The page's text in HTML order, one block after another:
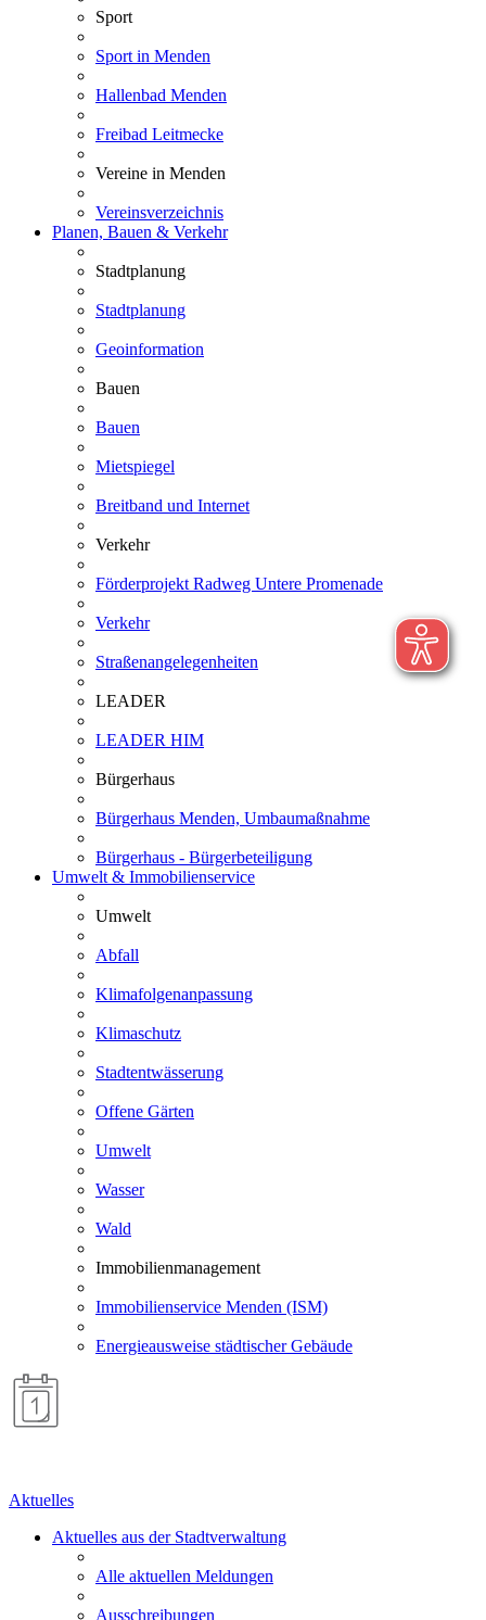
Sport
Sport in Menden
Hallenbad Menden
Freibad Leitmecke
Vereine in Menden
Vereinsverzeichnis
Planen, Bauen & Verkehr
Stadtplanung
Stadtplanung
Geoinformation
Bauen
Bauen
Mietspiegel
Breitband und Internet
Verkehr
Förderprojekt Radweg Untere Promenade
Verkehr
Straßenangelegenheiten
LEADER
LEADER HIM
Bürgerhaus
Bürgerhaus Menden, Umbaumaßnahme
Bürgerhaus - Bürgerbeteiligung
Umwelt & Immobilienservice
Umwelt
Abfall
Klimafolgenanpassung
Klimaschutz
Stadtentwässerung
Offene Gärten
Umwelt
Wasser
Wald
Immobilienmanagement
Immobilienservice Menden (ISM)
Energieausweise städtischer Gebäude
Aktuelles
Aktuelles aus der Stadtverwaltung
Alle aktuellen Meldungen
Ausschreibungen